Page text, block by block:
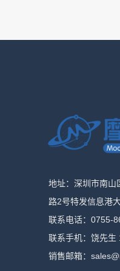
地址：深圳市南山
路2号特发信息港
联系电话：0755-
联系手机：饶先生
销售邮箱：